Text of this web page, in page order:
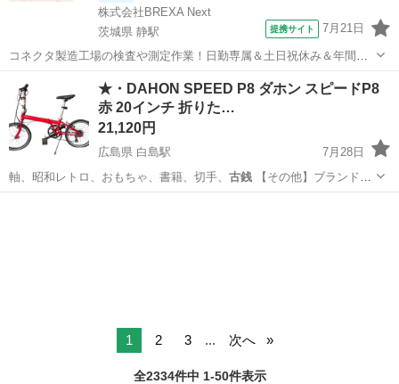
株式会社BREXA Next
茨城県 静駅
提携サイト 7月21日
コネクタ製造工場の検査や測定作業！日勤専属＆土日祝休み＆年間休
日128日★クリーンルーム内作業★マイカー通勤OK＆無料駐車場あり
★就業先食堂利用可！日払い制度あり！《茨城県常陸大宮市》 人気の
工場のお仕事 ◇コネクタ製造工...
常陸大宮市 静駅 その他
★・DAHON SPEED P8 ダホン スピードP8
赤 20インチ 折りた…
21,120円
広島県 白島駅
7月28日
軸、昭和レトロ、おもちゃ、書籍、切手、 古銭【その他】ブランド家
具、電動自転車…
1 2 3 ... 次へ
全2334件中 1-50件表示